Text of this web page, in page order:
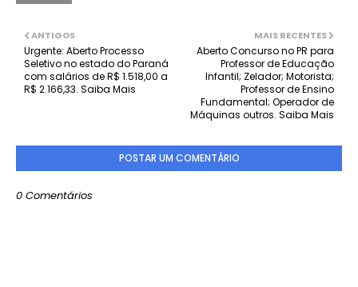
MAIS RECENTES
Aberto Concurso no PR para
Professor de Educação
Infantil; Zelador; Motorista;
Professor de Ensino
Fundamental; Operador de
Máquinas outros. Saiba Mais
ANTIGOS
Urgente: Aberto Processo
Seletivo no estado do Paraná
com salários de R$ 1.518,00 a
R$ 2.166,33. Saiba Mais
POSTAR UM COMENTÁRIO
0 Comentários